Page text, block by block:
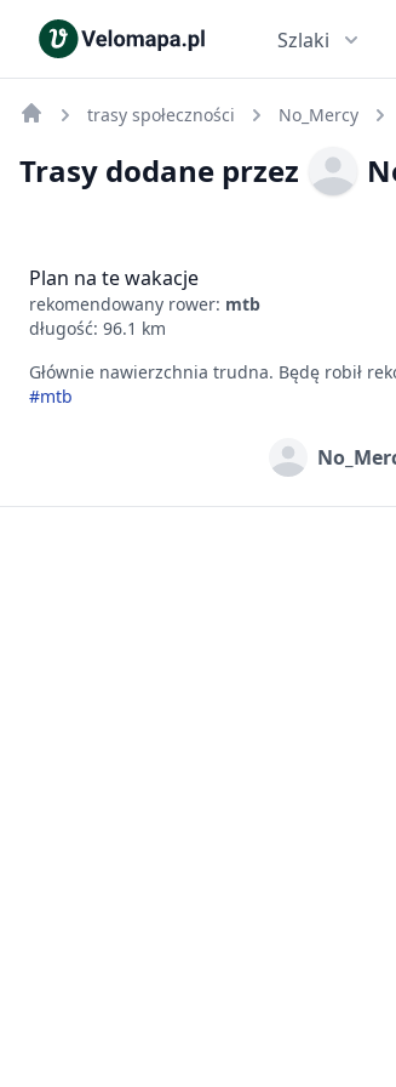
Szlaki
trasy społeczności No_Mercy
Trasy dodane przez
Plan na te wakacje
rekomendowany rower: mtb
długość: 96.1 km
Głównie nawierzchnia trudna. Będę robił
#mtb